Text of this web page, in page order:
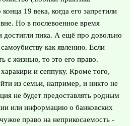
19 века, когда его запретили
Но в послевоенное время
достигли пика. А ещё про довольно
как явлению. Если
с жизнью, то это его право.
и сеппуку. Кроме того,
из семьи, например, и никто не
не будет предоставлять родным
или информацию о банковских
право на неприкосаемость -